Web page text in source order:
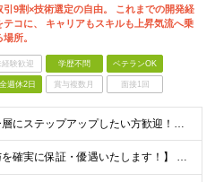
引9割×技術選定の自由。 これまでの開発経
テコに、 キャリアもスキルも上昇気流へ乗
場所。
経験歓迎 学歴不問 ベテランOK
週休2日 賞与複数月 面接1回
【リーダー層にステップアップしたい方歓迎！】 ■何かしらの開発経験をお持ちの方（言語不問） └テスター・ローコード開発のみや、 C言語での組み込み開発経験でも大歓迎です！ ■本社に出社できる方 └
【前職給与を確実に保証・優遇いたします！】 ★経験・スキル・前職年収を考慮し、前職以上の提示を基本として決定します。 月給 34万円～48万円 ＋ 昇給査定年2回 ※経験・能力を考慮の上、社内規定